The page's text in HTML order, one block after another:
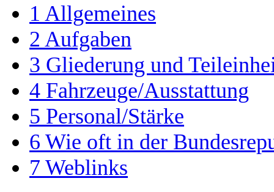
1 Allgemeines
2 Aufgaben
3 Gliederung und
4 Fahrzeuge/Ausstattung
5 Personal/Stärke
6 Wie oft in der
7 Weblinks